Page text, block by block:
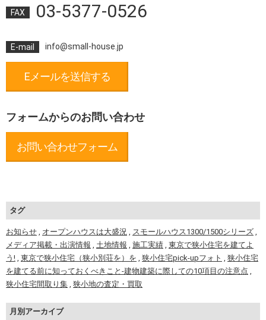
FAX 03-5377-0526
E-mail info@small-house.jp
Eメールを送信する
フォームからのお問い合わせ
お問い合わせフォーム
タグ
お知らせ , オープンハウスは大盛況 , スモールハウス1300/1500シリーズ ,
メディア掲載・出演情報 , 土地情報 , 施工実績 , 東京で狭小住宅を建てよ
う! , 東京で狭小住宅（狭小別荘を）を , 狭小住宅pick-upフォト , 狭小住宅
を建てる前に知っておくべきこと-建物建築に際しての10項目の注意点 ,
狭小住宅間取り集 , 狭小地の査定・買取
月別アーカイブ